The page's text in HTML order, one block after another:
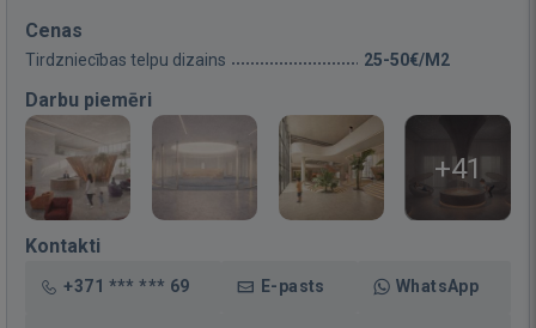
Cenas
Tirdzniecības telpu dizains 25-50€/M2
Darbu piemēri
+41
Kontakti
+371 *** *** 69 E-pasts WhatsApp